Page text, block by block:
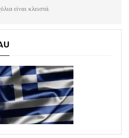
είναι κλειστά.